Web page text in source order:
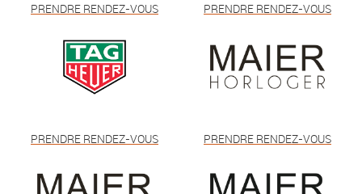
PRENDRE RENDEZ-VOUS PRENDRE RENDEZ-VOUS
PRENDRE RENDEZ-VOUS PRENDRE RENDEZ-VOUS